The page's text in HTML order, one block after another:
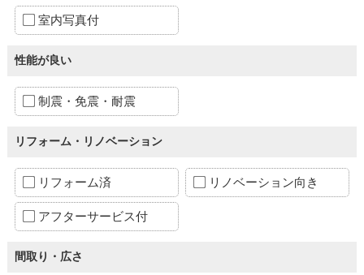
室内写真付
性能が良い
制震・免震・耐震
リフォーム・リノベーション
リフォーム済 リノベーション向き
アフターサービス付
間取り・広さ